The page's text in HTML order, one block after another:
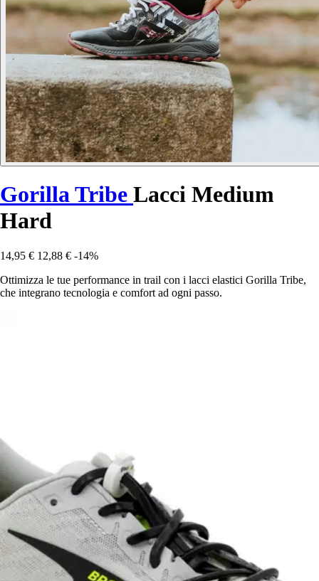
Gorilla Tribe Lacci Medium
Hard
14,95 € 12,88 € -14%
Ottimizza le tue performance in trail con i lacci elastici Gorilla Tribe,
che integrano tecnologia e comfort ad ogni passo.